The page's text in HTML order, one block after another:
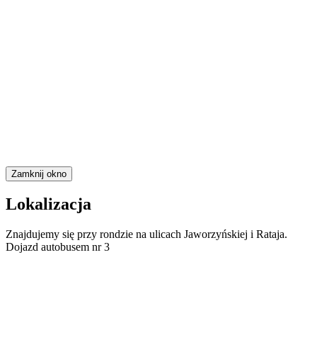
Zamknij okno
Lokalizacja
Znajdujemy się przy rondzie na ulicach Jaworzyńskiej i Rataja.
Dojazd autobusem nr 3